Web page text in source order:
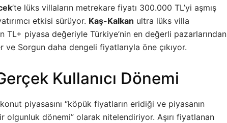
’te lüks villaların metrekare fiyatı 300.000 TL’yi aşmış
etkisi sürüyor. Kaş-Kalkan ultra lüks villa
piyasa değeriyle Türkiye’nin en değerli pazarlarından
Sorgun daha dengeli fiyatlarıyla öne çıkıyor.
Kullanıcı Dönemi
piyasasını “köpük fiyatların eridiği ve piyasanın
olgunluk dönemi” olarak nitelendiriyor. Aşırı fiyatlanan